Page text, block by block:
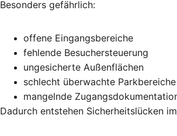
Besonders gefährlich:
offene Eingangsbereiche
fehlende Besuchersteuerung
ungesicherte Außenflächen
schlecht überwachte Parkbereiche
mangelnde
Dadurch entstehen Sicherheitslücken